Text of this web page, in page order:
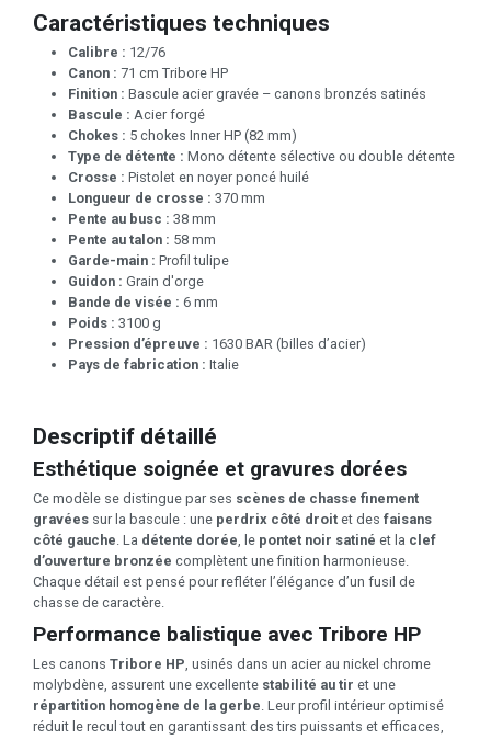
Caractéristiques techniques
Calibre : 12/76
Canon : 71 cm Tribore HP
Finition : Bascule acier gravée – canons bronzés satinés
Bascule : Acier forgé
Chokes : 5 chokes Inner HP (82 mm)
Type de détente : Mono détente sélective ou double détente
Crosse : Pistolet en noyer poncé huilé
Longueur de crosse : 370 mm
Pente au busc : 38 mm
Pente au talon : 58 mm
Garde-main : Profil tulipe
Guidon : Grain d'orge
Bande de visée : 6 mm
Poids : 3100 g
Pression d’épreuve : 1630 BAR (billes d’acier)
Pays de fabrication : Italie
Descriptif détaillé
Esthétique soignée et gravures dorées
Ce modèle se distingue par ses scènes de chasse finement
gravées sur la bascule : une perdrix côté droit et des faisans
côté gauche. La détente dorée, le pontet noir satiné et la clef
d’ouverture bronzée complètent une finition harmonieuse.
Chaque détail est pensé pour refléter l’élégance d’un fusil de
chasse de caractère.
Performance balistique avec Tribore HP
Les canons Tribore HP , usinés dans un acier au nickel chrome
molybdène, assurent une excellente stabilité au tir et une
répartition homogène de la gerbe . Leur profil intérieur optimisé
réduit le recul tout en garantissant des tirs puissants et efficaces,